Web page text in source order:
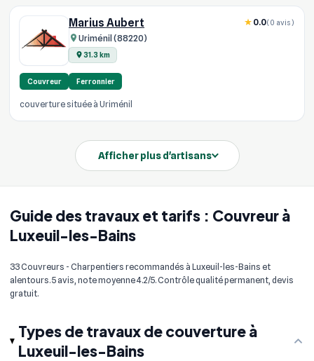
Guide des travaux et tarifs : Couvreur à
Luxeuil-les-Bains
33 Couvreurs - Charpentiers recommandés à Luxeuil-les-Bains et
alentours. 5 avis, note moyenne 4.2/5. Contrôle qualité permanent, devis
gratuit.
Types de travaux de couverture à
Luxeuil-les-Bains
Marius Aubert
Uriménil (88220)
31.3 km
0.0(0 avis)
Couvreur Ferronnier
couverture située à Uriménil
Afficher plus d'artisans